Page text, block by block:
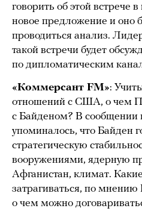
говорить об этой встрече
новое предложение и оно
проводиться анализ.
такой встречи будет
по дипломатическим
«Коммерсант FM»:
отношений с США, о чем
с Байденом? В сообщении
упоминалось, что Байден
стратегическую
вооружениями, ядерную
Афганистан, климат.
затрагиваться, по
о чем можно